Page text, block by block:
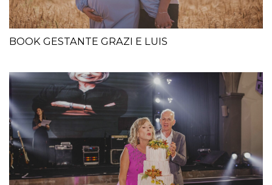
BOOK GESTANTE GRAZI E LUIS